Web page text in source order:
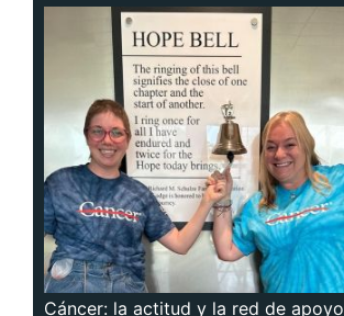
Cáncer: la actitud y la red de apoyo